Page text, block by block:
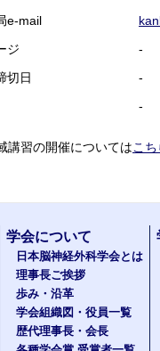
e-mail
ジ
-
切日
-
-
講習の開催についてはこち
学会について
日本脳神経外科学会とは
理事長ご挨拶
歩み・沿革
学会組織図・役員一覧
歴代理事長・会長